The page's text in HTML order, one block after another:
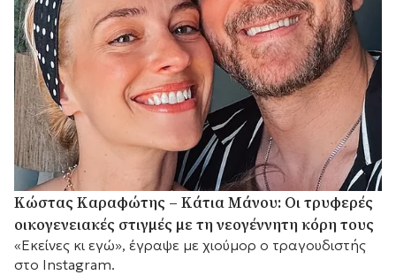
Κώστας Καραφώτης – Κάτια Μάνου: Οι τρυφερές
οικογενειακές στιγμές με τη νεογέννητη κόρη τους
«Εκείνες κι εγώ», έγραψε με χιούμορ ο τραγουδιστής
στο Instagram.